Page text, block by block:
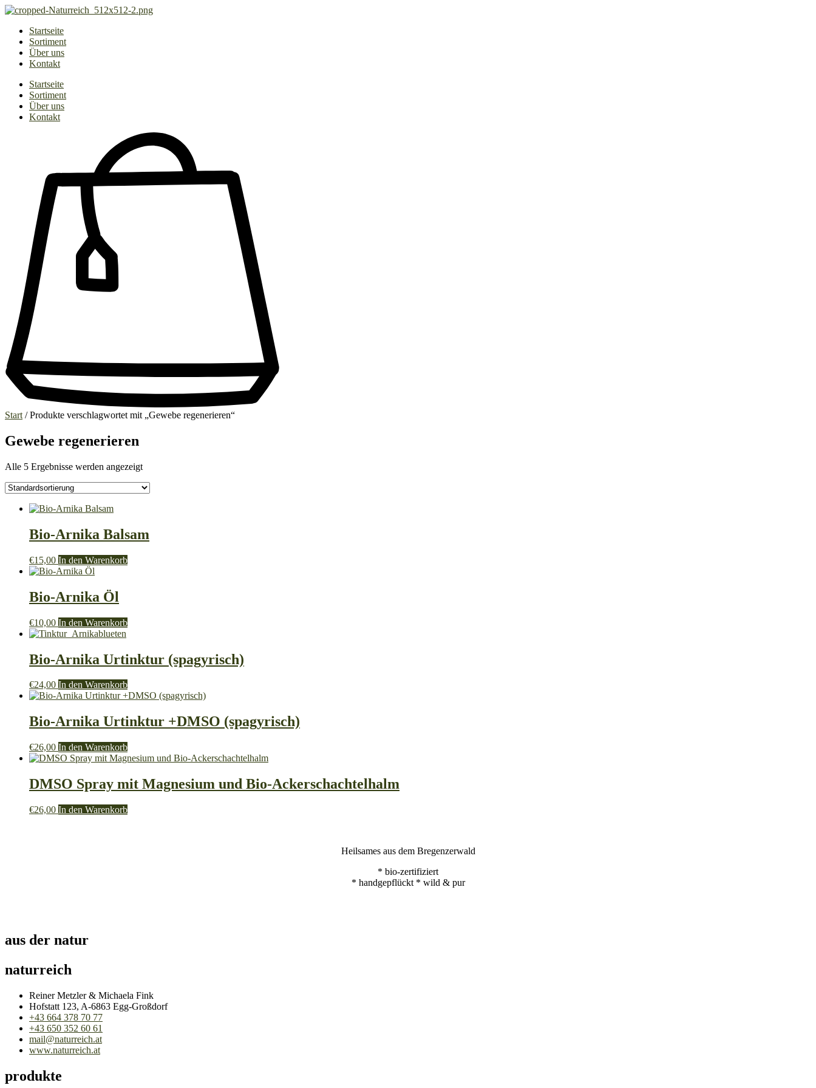
Zum
springenStartseite
Sortiment
Über uns
Kontakt
Startseite
Sortiment
Über uns
Kontakt
Start / Produkte verschlagwortet mit „Gewebe regenerieren“
Gewebe regenerieren
Alle 5 Ergebnisse werden angezeigt
Bio-Arnika Balsam
€15,00 In den Warenkorb
Bio-Arnika Öl
€10,00 In den Warenkorb
Bio-Arnika Urtinktur (spagyrisch)
€24,00 In den Warenkorb
Bio-Arnika Urtinktur +DMSO (spagyrisch)
€26,00 In den Warenkorb
DMSO Spray mit Magnesium und Bio-Ackerschachtelhalm
€26,00 In den Warenkorb
Heilsames aus dem Bregenzerwald
* bio-zertifiziert
* handgepflückt * wild & pur
aus der natur
naturreich
Reiner Metzler & Michaela Fink
Hofstatt 123, A-6863 Egg-Großdorf
+43 664 378 70 77
+43 650 352 60 61
mail@naturreich.at
www.naturreich.at
produkte